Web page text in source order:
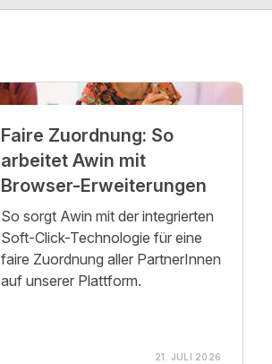
Faire Zuordnung: So
arbeitet Awin mit
Browser-Erweiterungen
So sorgt Awin mit der integrierten
Soft-Click-Technologie für eine
faire Zuordnung aller PartnerInnen
auf unserer Plattform.
21. JULI 2026